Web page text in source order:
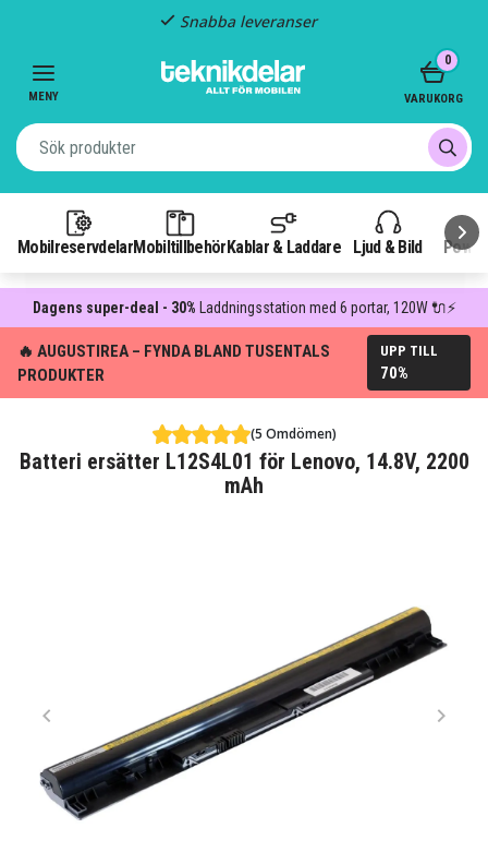
Snabba leveranser
MENY
MobilreservdelarMobiltillbehör Kablar & Laddare Ljud & Bild
0
VARUKORG
Dagens super-deal - 30% Laddningsstation med 6 portar, 120W 🔌⚡
🔥 AUGUSTIREA – FYNDA BLAND TUSENTALS
PRODUKTER
UPP TILL
70%
(5 Omdömen)
Batteri ersätter L12S4L01 för Lenovo, 14.8V, 2200
mAh